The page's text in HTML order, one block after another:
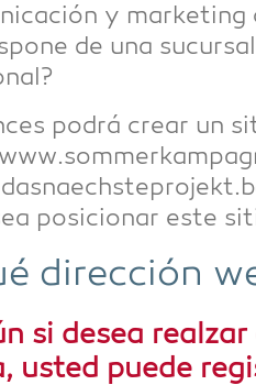
y mar­ke­ting
de una
podrá crear un
posi­cio­nar este
dirección
si desea
usted pue­de